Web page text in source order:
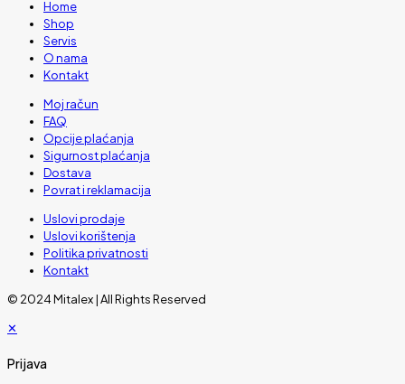
Home
Shop
Servis
O nama
Kontakt
Moj račun
FAQ
Opcije plaćanja
Sigurnost plaćanja
Dostava
Povrat i reklamacija
Uslovi prodaje
Uslovi korištenja
Politika privatnosti
Kontakt
© 2024 Mitalex | All Rights Reserved
✕
Prijava